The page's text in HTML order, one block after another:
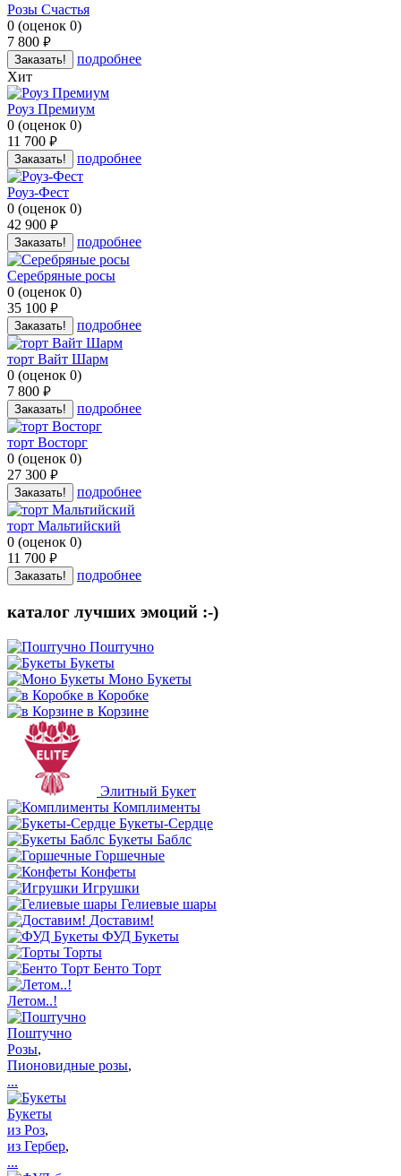
Розы Счастья
0 (оценок 0)
7 800 руб.
Заказать!
подробнее
Хит
Роуз Премиум
0 (оценок 0)
11 700 руб.
Заказать! подробнее
Роуз-Фест
0 (оценок 0)
42 900 руб.
Заказать! подробнее
Серебряные росы
0 (оценок 0)
35 100 руб.
Заказать! подробнее
торт Вайт Шарм
0 (оценок 0)
7 800 руб.
Заказать! подробнее
торт Восторг
0 (оценок 0)
27 300 руб.
Заказать! подробнее
торт Мальтийский
0 (оценок 0)
11 700 руб.
Заказать! подробнее
каталог лучших эмоций :-)
Поштучно
Букеты
Моно Букеты
в Коробке
в Корзине
Элитный Букет
Комплименты
Букеты-Сердце
Букеты Баблс
Горшечные
Конфеты
Игрушки
Гелиевые шары
Доставим!
ФУД Букеты
Торты
Бенто Торт
Летом..!
Поштучно
Розы,
Пионовидные розы,
...
Букеты
из Роз,
из Гербер,
...